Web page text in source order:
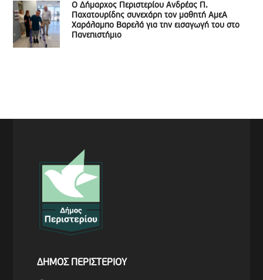
Ο Δήμαρχος Περιστερίου Ανδρέας Π.
Παχατουρίδης συνεχάρη τον μαθητή ΑμεΑ
Χαράλαμπο Βαρελά για την εισαγωγή του στο
Πανεπιστήμιο
ΔΗΜΟΣ ΠΕΡΙΣΤΕΡΙΟΥ